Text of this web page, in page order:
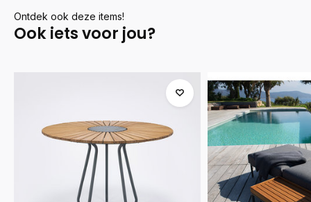
Ontdek ook deze items!
Ook iets voor jou?